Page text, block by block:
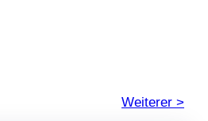
Weiterer >